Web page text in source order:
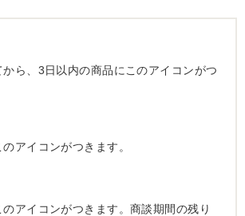
ら、3日以内の商品にこのアイコンがつ
アイコンがつきます。
アイコンがつきます。商談期間の残り